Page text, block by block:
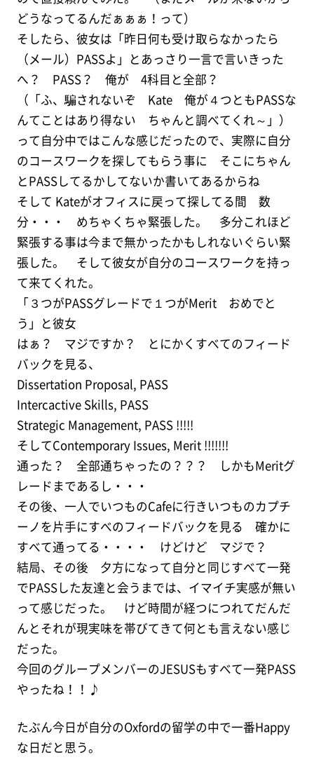
どうなってるんだぁぁぁ！って）
そしたら、彼女は「昨日何も受け取らなかったら
（メール）PASSよ」とあっさり一言で言いきった
へ？ PASS？ 俺が 4科目と全部？
（「ふ、騙されないぞ Kate 俺が４つともPASSな
んてことはあり得ない ちゃんと調べてくれ～」）
って自分中ではこんな感じだったので、実際に自分
のコースワークを探してもらう事に そこにちゃん
とPASSしてるかしてないか書いてあるからね
そして Kateがオフィスに戻って探してる間 数
分・・・ めちゃくちゃ緊張した。 多分これほど
緊張する事は今まで無かったかもしれないぐらい緊
張した。 そして彼女が自分のコースワークを持っ
て来てくれた。
「３つがPASSグレードで１つがMerit おめでと
う」と彼女
はぁ？ マジですか？ とにかくすべてのフィード
バックを見る、
Dissertation Proposal, PASS
Intercactive Skills, PASS
Strategic Management, PASS !!!!!
そしてContemporary Issues, Merit !!!!!!!
通った？ 全部通ちゃったの？？？ しかもMeritグ
レードまであるし・・・
その後、一人でいつものCafeに行きいつものカプチ
ーノを片手にすべのフィードバックを見る 確かに
すべて通ってる・・・・ けどけど マジで？
結局、その後 夕方になって自分と同じすべて一発
でPASSした友達と会うまでは、イマイチ実感が無い
って感じだった。 けど時間が経つにつれてだんだ
んとそれが現実味を帯びてきて何とも言えない感じ
だった。
今回のグループメンバーのJESUSもすべて一発PASS
やったね！！♪
たぶん今日が自分のOxfordの留学の中で一番Happy
な日だと思う。